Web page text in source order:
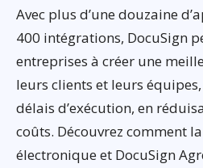
Avec plus d’une douzaine
400 intégrations, DocuSign
entreprises à créer une
leurs clients et leurs
délais d’exécution, en
coûts. Découvrez comment
électronique et DocuSign